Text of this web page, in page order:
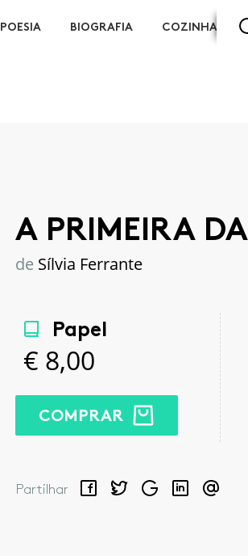
POESIA BIOGRAFIA COZINHA
A PRIMEIRA
de Sílvia Ferrante
Papel
€ 8,00
COMPRAR
Partilhar FacebookTwitterGoogleLinkedIn
Email